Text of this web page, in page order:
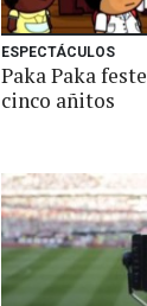
ESPECTÁCULOS
Paka Paka
cinco añitos